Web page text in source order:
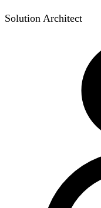
Solution Architect